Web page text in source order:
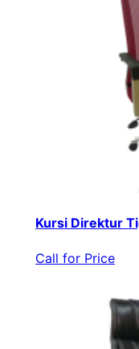
Kursi Direktur
Call for Price